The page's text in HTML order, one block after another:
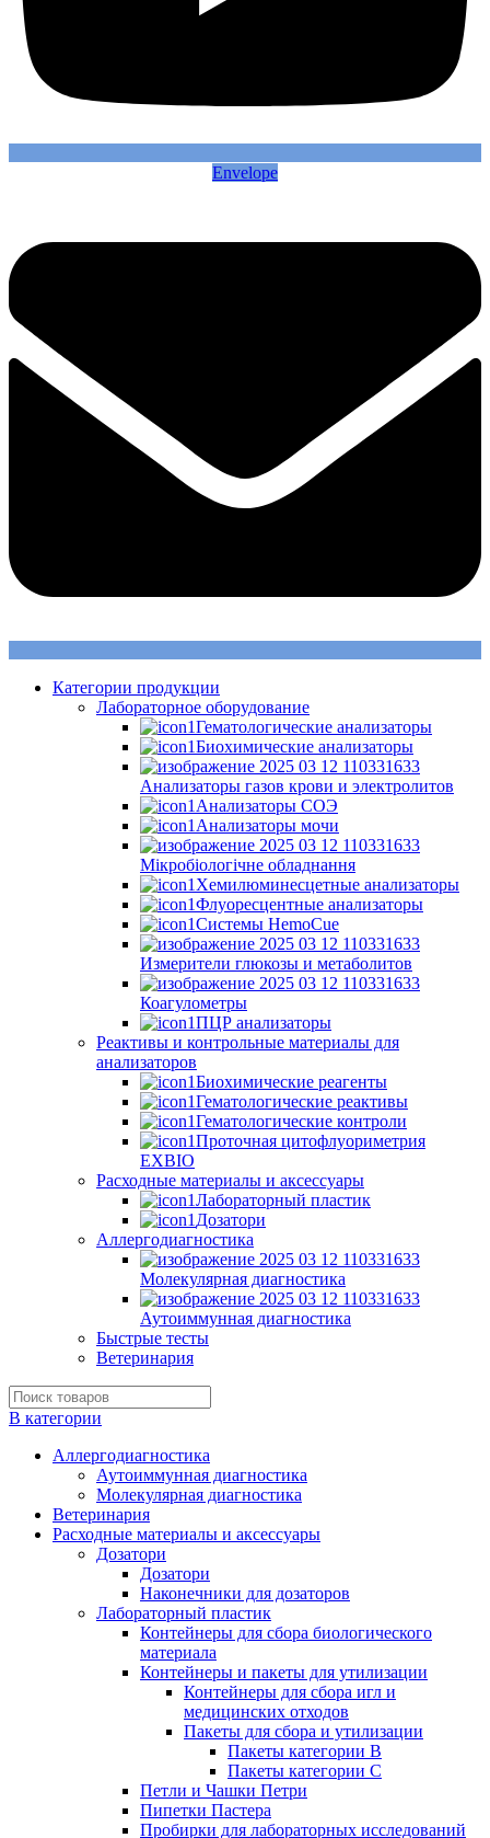
Envelope
Категории продукции
Лабораторное оборудование
Гематологические анализаторы
Биохимические анализаторы
Анализаторы газов крови и электролитов
Анализаторы СОЭ
Анализаторы мочи
Мікробіологічне обладнання
Хемилюминесцетные анализаторы
Флуоресцентные анализаторы
Системы HemoCue
Измерители глюкозы и метаболитов
Коагулометры
ПЦР анализаторы
Реактивы и контрольные материалы для
анализаторов
Биохимические реагенты
Гематологические реактивы
Гематологические контроли
Проточная цитофлуориметрия
EXBIO
Расходные материалы и аксессуары
Лабораторный пластик
Дозатори
Аллергодиагностика
Молекулярная диагностика
Аутоиммунная диагностика
Быстрые тесты
Ветеринария
В категории
Аллергодиагностика
Аутоиммунная диагностика
Молекулярная диагностика
Ветеринария
Расходные материалы и аксессуары
Дозатори
Дозатори
Наконечники для дозаторов
Лабораторный пластик
Контейнеры для сбора биологического
материала
Контейнеры и пакеты для утилизации
Контейнеры для сбора игл и
медицинских отходов
Пакеты для сбора и утилизации
Пакеты категории B
Пакеты категории C
Петли и Чашки Петри
Пипетки Пастера
Пробирки для лабораторных исследований